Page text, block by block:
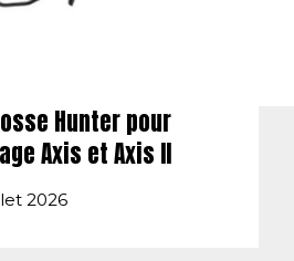
Hunter pour
Axis et Axis II
2026